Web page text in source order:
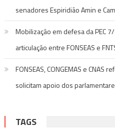
senadores Espiridião Amin e
Mobilização em defesa da PEC
articulação entre FONSEAS e
FONSEAS, CONGEMAS e CNAS
solicitam apoio dos
TAGS